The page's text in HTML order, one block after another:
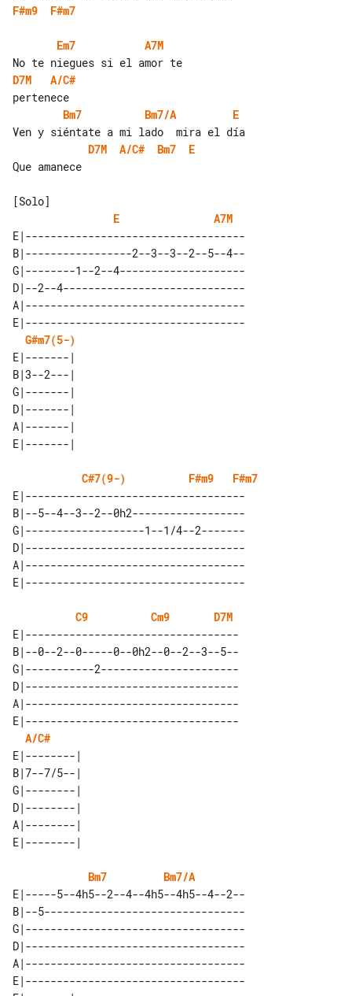
F#m9
F#m7
Em7
A7M
D7M
A/C#
Bm7
Bm7/A
E
D7M
A/C# Bm7
E
Que amanece
E
A7M
E|-----------------------------------
B|-----------------2--3--3--2--5--4--
G|--------1--2--4--------------------
D|--2--4-----------------------------
A|-----------------------------------
E|-----------------------------------
G#m7(5-)
E|-------|
B|3--2---|
G|-------|
D|-------|
A|-------|
C#7(9-) F#m9
F#m7
E|-----------------------------------
B|--5--4--3--2--0h2------------------
G|-------------------1--1/4--2-------
D|-----------------------------------
A|-----------------------------------
C9 Cm9
D7M
E|----------------------------------
B|--0--2--0-----0--0h2--0--2--3--5--
G|-----------2----------------------
D|----------------------------------
A|----------------------------------
E|----------------------------------
A/C#
E|--------|
B|7--7/5--|
G|--------|
D|--------|
A|--------|
Bm7
Bm7/A
E|-----5--4h5--2--4--4h5--4h5--4--2--
B|--5--------------------------------
G|-----------------------------------
D|-----------------------------------
A|-----------------------------------
E|-----------------------------------